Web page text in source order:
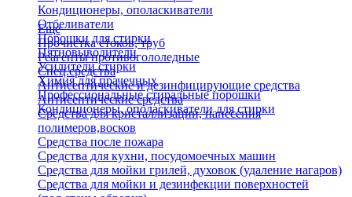
Кондиционеры, ополаскиватели
Отбеливатели
Порошки для стирки
Пятновыводители
Усилители стирки
Химия для прачечных
Профессиональные стиральные порошки
Кондиционеры, ополаскиватели для стирки
Еще
Прочистка стоков, труб
Реагенты противогололедные
Спец.средства
Антисептические и дезинфицирующие средства
Антисептические средства
Средства для кристаллизации, нанесения
полимеров,восков
Средства после пожара
Средства для кухни, посудомоечных машин
Средства для мойки грилей, духовок (удаление нагаров)
Средства для мойки и дезинфекции поверхностей